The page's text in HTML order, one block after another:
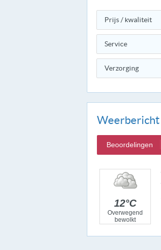
Prijs / kwaliteit
Service
Verzorging
Weerbericht
Beoordelingen
12°C
Overwegend
bewolkt